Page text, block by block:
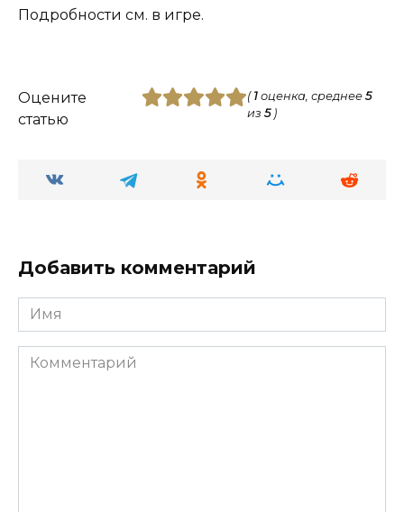
Подробности см. в игре.
Оцените
статью
( 1оценка, среднее 5
из 5)
Добавить комментарий
Имя
Комментарий